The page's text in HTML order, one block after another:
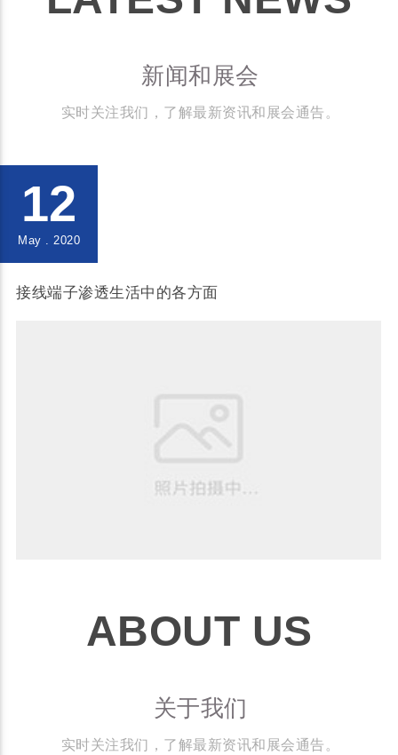
新闻和展会
实时关注我们，了解最新资讯和展会通告。
12
May . 2020
接线端子渗透生活中的各方面
ABOUT US
关于我们
实时关注我们，了解最新资讯和展会通告。